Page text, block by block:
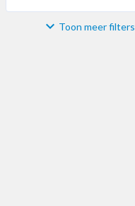
Materiaal Toon meer filters